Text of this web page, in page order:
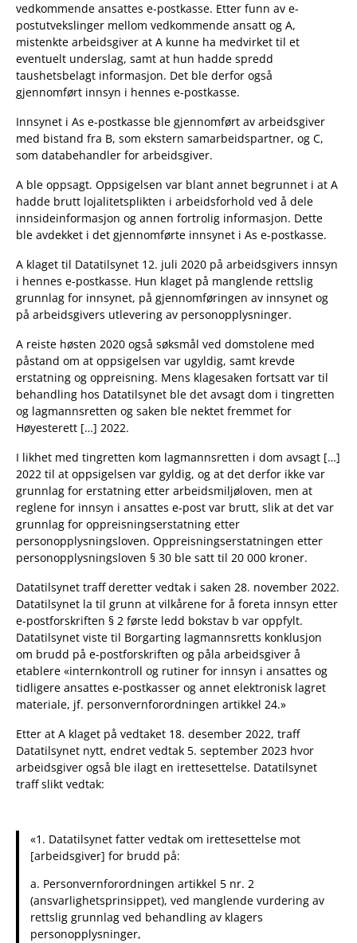
vedkommende ansattes e-postkasse. Etter funn av e-
postutvekslinger mellom vedkommende ansatt og A,
mistenkte arbeidsgiver at A kunne ha medvirket til et
eventuelt underslag, samt at hun hadde spredd
taushetsbelagt informasjon. Det ble derfor også
gjennomført innsyn i hennes e-postkasse.
Innsynet i As e-postkasse ble gjennomført av arbeidsgiver
med bistand fra B, som ekstern samarbeidspartner, og C,
som databehandler for arbeidsgiver.
A ble oppsagt. Oppsigelsen var blant annet begrunnet i at A
hadde brutt lojalitetsplikten i arbeidsforhold ved å dele
innsideinformasjon og annen fortrolig informasjon. Dette
ble avdekket i det gjennomførte innsynet i As e-postkasse.
A klaget til Datatilsynet 12. juli 2020 på arbeidsgivers innsyn
i hennes e-postkasse. Hun klaget på manglende rettslig
grunnlag for innsynet, på gjennomføringen av innsynet og
på arbeidsgivers utlevering av personopplysninger.
A reiste høsten 2020 også søksmål ved domstolene med
påstand om at oppsigelsen var ugyldig, samt krevde
erstatning og oppreisning. Mens klagesaken fortsatt var til
behandling hos Datatilsynet ble det avsagt dom i tingretten
og lagmannsretten og saken ble nektet fremmet for
Høyesterett […] 2022.
I likhet med tingretten kom lagmannsretten i dom avsagt […]
2022 til at oppsigelsen var gyldig, og at det derfor ikke var
grunnlag for erstatning etter arbeidsmiljøloven, men at
reglene for innsyn i ansattes e-post var brutt, slik at det var
grunnlag for oppreisningserstatning etter
personopplysningsloven. Oppreisningserstatningen etter
personopplysningsloven § 30 ble satt til 20 000 kroner.
Datatilsynet traff deretter vedtak i saken 28. november 2022.
Datatilsynet la til grunn at vilkårene for å foreta innsyn etter
e-postforskriften § 2 første ledd bokstav b var oppfylt.
Datatilsynet viste til Borgarting lagmannsretts konklusjon
om brudd på e-postforskriften og påla arbeidsgiver å
etablere «internkontroll og rutiner for innsyn i ansattes og
tidligere ansattes e-postkasser og annet elektronisk lagret
materiale, jf. personvernforordningen artikkel 24.»
Etter at A klaget på vedtaket 18. desember 2022, traff
Datatilsynet nytt, endret vedtak 5. september 2023 hvor
arbeidsgiver også ble ilagt en irettesettelse. Datatilsynet
traff slikt vedtak:
«1. Datatilsynet fatter vedtak om irettesettelse mot
[arbeidsgiver] for brudd på:
a. Personvernforordningen artikkel 5 nr. 2
(ansvarlighetsprinsippet), ved manglende vurdering av
rettslig grunnlag ved behandling av klagers
personopplysninger,